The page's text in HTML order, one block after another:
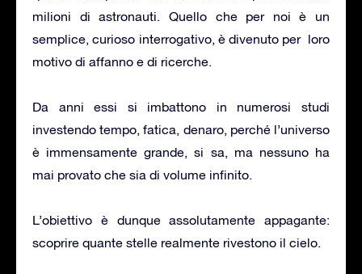
milioni di astronauti. Quello che per noi è un
semplice, curioso interrogativo, è divenuto per loro
motivo di affanno e di ricerche.
Da anni essi si imbattono in numerosi studi
investendo tempo, fatica, denaro, perché l’universo
è immensamente grande, si sa, ma nessuno ha
mai provato che sia di volume infinito.
L’obiettivo è dunque assolutamente appagante:
scoprire quante stelle realmente rivestono il cielo.